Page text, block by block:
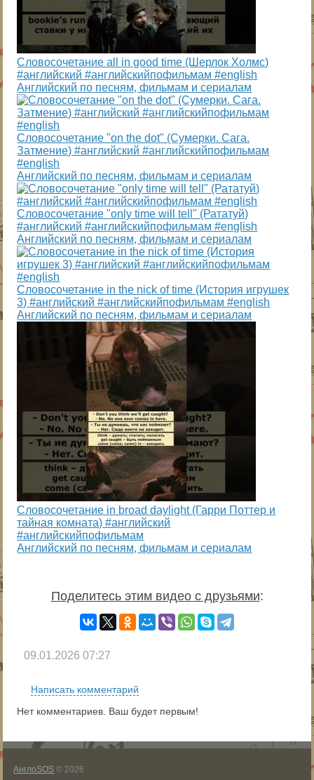
Словосочетание all in good time (Шерлок Холмс)
#английский #английскийпофильмам #english
Английский по песням, фильмам и сериалам
Словосочетание "on the dot" (Сумерки. Сага.
Затмение) #английский #английскийпофильмам
#english
Английский по песням, фильмам и сериалам
Словосочетание "only time will tell" (Рататуй)
#английский #английскийпофильмам #english
Английский по песням, фильмам и сериалам
Словосочетание in the nick of time (История игрушек
3) #английский #английскийпофильмам #english
Английский по песням, фильмам и сериалам
Словосочетание in broad daylight (Гарри Поттер и
тайная комната) #английский
#английскийпофильмам
Английский по песням, фильмам и сериалам
Поделитесь этим видео с друзьями:
09.01.2026 07:27
Написать комментарий
Нет комментариев. Ваш будет первым!
АнглоSOS © 2026